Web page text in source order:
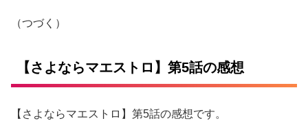
（つづく）
【さよならマエストロ】第5話の感想
【さよならマエストロ】第5話の感想です。